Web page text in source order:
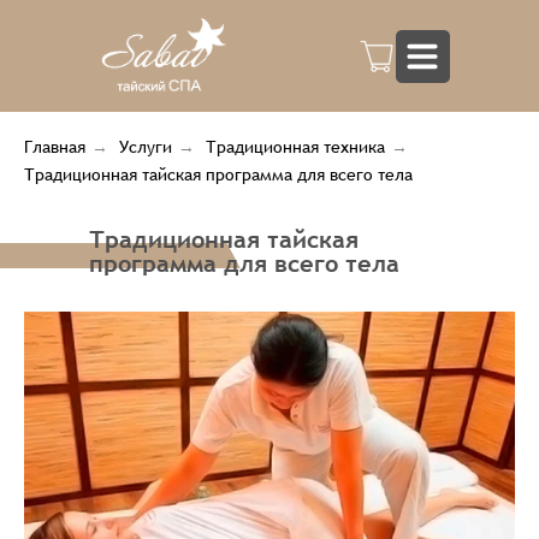
Главная → Услуги → Традиционная техника →
Традиционная тайская программа для всего тела
Традиционная тайская
программа для всего тела